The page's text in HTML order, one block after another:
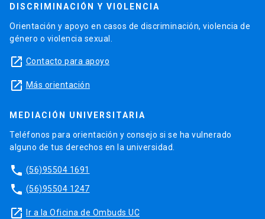
DISCRIMINACIÓN Y VIOLENCIA
Orientación y apoyo en casos de discriminación, violencia de
género o violencia sexual.
launch Contacto para apoyo
launch Más orientación
MEDIACIÓN UNIVERSITARIA
Teléfonos para orientación y consejo si se ha vulnerado
alguno de tus derechos en la universidad.
phone (56)95504 1691
phone (56)95504 1247
launch Ir a la Oficina de Ombuds UC